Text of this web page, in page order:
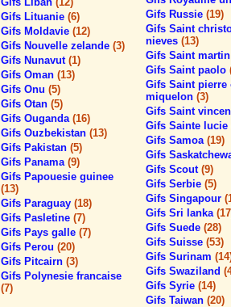
Gifs Lituanie (6)
Gifs Moldavie (12)
Gifs Nouvelle zelande (3)
Gifs Nunavut (1)
Gifs Oman (13)
Gifs Onu (5)
Gifs Otan (5)
Gifs Ouganda (16)
Gifs Ouzbekistan (13)
Gifs Pakistan (5)
Gifs Panama (9)
Gifs Papouesie guinee
(13)
Gifs Paraguay (18)
Gifs Pasletine (7)
Gifs Pays galle (7)
Gifs Perou (20)
Gifs Pitcairn (3)
Gifs Polynesie francaise
(7)
Gifs Russie (19)
Gifs Saint
nieves (13)
Gifs Saint martin
Gifs Saint paolo
Gifs Saint pierre
miquelon (3)
Gifs Saint
Gifs Sainte lucie
Gifs Samoa (19)
Gifs
Gifs Scout (9)
Gifs Serbie (5)
Gifs Singapour
Gifs Sri lanka
Gifs Suede (28)
Gifs Suisse (53)
Gifs Surinam
Gifs Swaziland
Gifs Syrie (14)
Gifs Taiwan (20)